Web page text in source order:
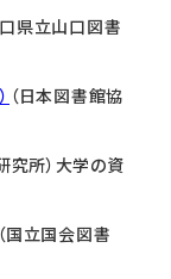
口県立山口図書
（日本図書館協
究所）大学の資
（国立国会図書